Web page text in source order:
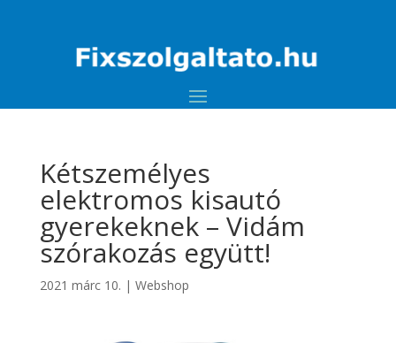
Kétszemélyes
elektromos kisautó
gyerekeknek – Vidám
szórakozás együtt!
2021 márc 10. | Webshop